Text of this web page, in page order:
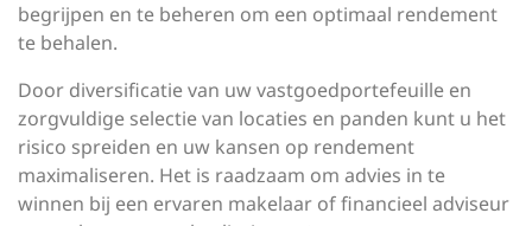
begrijpen en te beheren om een optimaal rendement
te behalen.
Door diversificatie van uw vastgoedportefeuille en
zorgvuldige selectie van locaties en panden kunt u het
risico spreiden en uw kansen op rendement
maximaliseren. Het is raadzaam om advies in te
winnen bij een ervaren makelaar of financieel adviseur